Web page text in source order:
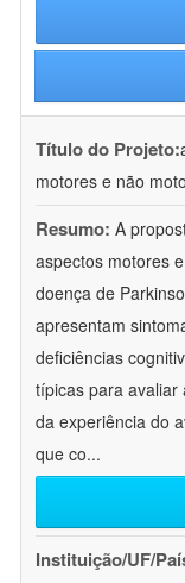
Título do Projeto:
motores e não
Resumo: A
aspectos motores
doença de
apresentam
deficiências
típicas para avaliar
da experiência do
que co...
Instituição/UF/